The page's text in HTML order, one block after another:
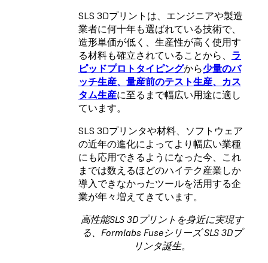
SLS 3Dプリントは、エンジニアや製造
業者に何十年も選ばれている技術で、
造形単価が低く、生産性が高く使用す
る材料も確立されていることから、 ラ
ピッドプロトタイピングから少量のバ
ッチ生産、量産前のテスト生産、カス
タム生産に至るまで幅広い用途に適し
ています。
SLS 3Dプリンタや材料、ソフトウェア
の近年の進化によってより幅広い業種
にも応用できるようになった今、これ
までは数えるほどのハイテク産業しか
導入できなかったツールを活用する企
業が年々増えてきています。
高性能SLS 3Dプリントを身近に実現す
る、Formlabs Fuseシリーズ SLS 3Dプ
リンタ誕生。